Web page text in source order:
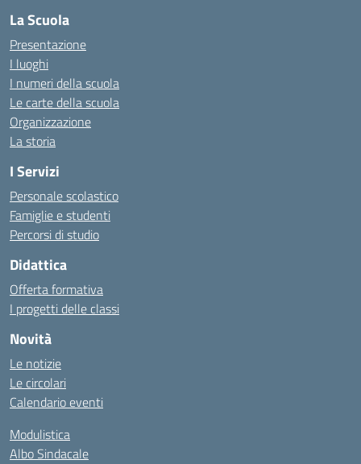
La Scuola
Presentazione
I luoghi
I numeri della scuola
Le carte della scuola
Organizzazione
La storia
I Servizi
Personale scolastico
Famiglie e studenti
Percorsi di studio
Didattica
Offerta formativa
I progetti delle classi
Novità
Le notizie
Le circolari
Calendario eventi
Modulistica
Albo Sindacale